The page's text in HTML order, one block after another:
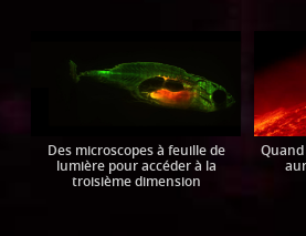
Des microscopes à feuille de
lumière pour accéder à la
troisième dimension